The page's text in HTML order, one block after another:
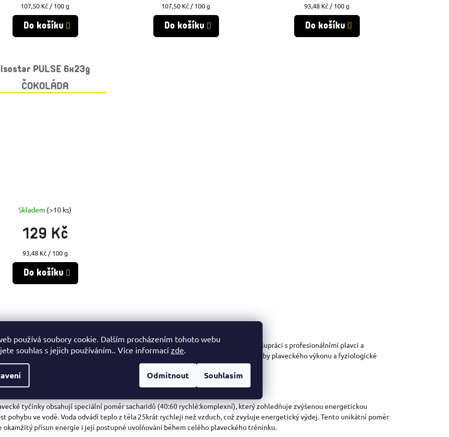
používá soubory cookie. Dalším procházením tohoto webu
souhlas s jejich používáním.. Více informací zde.
Odmítnout Souhlasím
Měrná
cena:
107,50 Kč / 100 g
Do košíku
Měrná
cena:
107,50 Kč / 100 g
Do košíku
Měrná
cena:
93,48 Kč / 100 g
Do košíku
Isostar PULSE 6x23g
ČOKOLÁDA
Skladem (>10 ks)
129 Kč
Měrná
cena:
93,48 Kč / 100 g
Do košíku
O
L
Á
D
A
C
Í
tyčinky ISOSTAR pro plavce představují vrchol sportovní výživy vyvinutý ve spolupráci s profesionálními plavci a
nutričními specialisty. Každá tyčinka je navržena s ohledem na specifické potřeby plaveckého výkonu a fyziologické
které během pohybu ve vodním prostředí probíhají.
podložené složení pro plavecký výkon
tyčinky obsahují speciální poměr sacharidů (40:60 rychlé:komplexní), který zohledňuje zvýšenou energetickou
pohybu ve vodě. Voda odvádí teplo z těla 25krát rychleji než vzduch, což zvyšuje energetický výdej. Tento unikátní poměr
okamžitý přísun energie i její postupné uvolňování během celého plaveckého tréninku.